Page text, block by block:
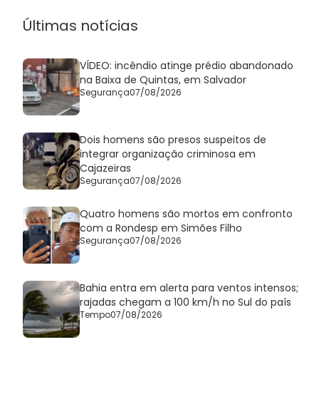
Últimas notícias
VÍDEO: incêndio atinge prédio abandonado
na Baixa de Quintas, em Salvador
Segurança07/08/2026
Dois homens são presos suspeitos de
integrar organização criminosa em
Cajazeiras
Segurança07/08/2026
Quatro homens são mortos em confronto
com a Rondesp em Simões Filho
Segurança07/08/2026
Bahia entra em alerta para ventos intensos;
rajadas chegam a 100 km/h no Sul do país
Tempo07/08/2026